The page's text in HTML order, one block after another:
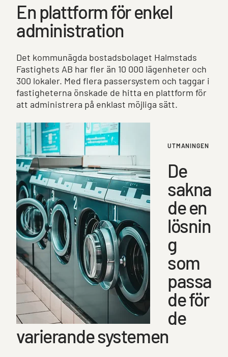
En plattform för enkel
administration
Det kommunägda bostadsbolaget Halmstads
Fastighets AB har fler än 10 000 lägenheter och
300 lokaler. Med flera passersystem och taggar i
fastigheterna önskade de hitta en plattform för
att administrera på enklast möjliga sätt.
UTMANINGEN
De
sakna
de en
lösnin
g
som
passa
de för
de
varierande systemen